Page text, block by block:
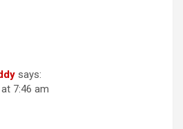
says:
7:46 am